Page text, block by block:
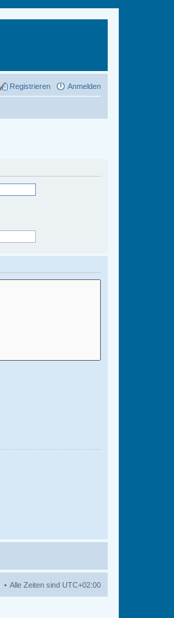
Anmelden
Registrieren
Alle Zeiten sind UTC+02:00